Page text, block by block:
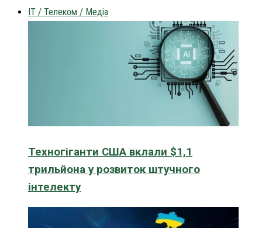
IT / Телеком / Медіа
Техногіганти США вклали $1,1
трильйона у розвиток штучного
інтелекту